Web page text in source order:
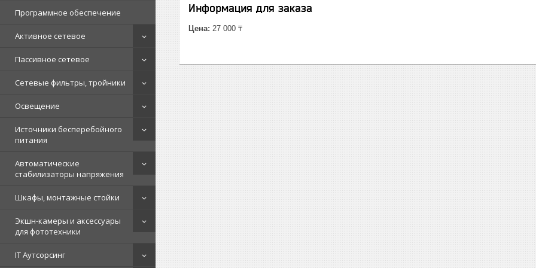
Программное обеспечение
Активное сетевое
Пассивное сетевое
Сетевые фильтры, тройники
Освещение
Источники бесперебойного
питания
Автоматические
стабилизаторы напряжения
Шкафы, монтажные стойки
Экшн-камеры и аксессуары
для фототехники
IT Аутсорсинг
Информация для заказа
Цена: 27 000 ₸